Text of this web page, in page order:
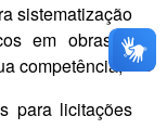
sistematização
em obras e
competência;
para licitações